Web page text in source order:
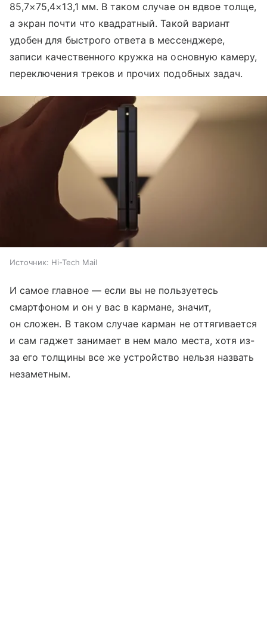
85,7×75,4×13,1 мм. В таком случае он вдвое толще,
а экран почти что квадратный. Такой вариант
удобен для быстрого ответа в мессенджере,
записи качественного кружка на основную камеру,
переключения треков и прочих подобных задач.
Источник: Hi-Tech Mail
И самое главное — если вы не пользуетесь
смартфоном и он у вас в кармане, значит,
он сложен. В таком случае карман не оттягивается
и сам гаджет занимает в нем мало места, хотя из-
за его толщины все же устройство нельзя назвать
незаметным.